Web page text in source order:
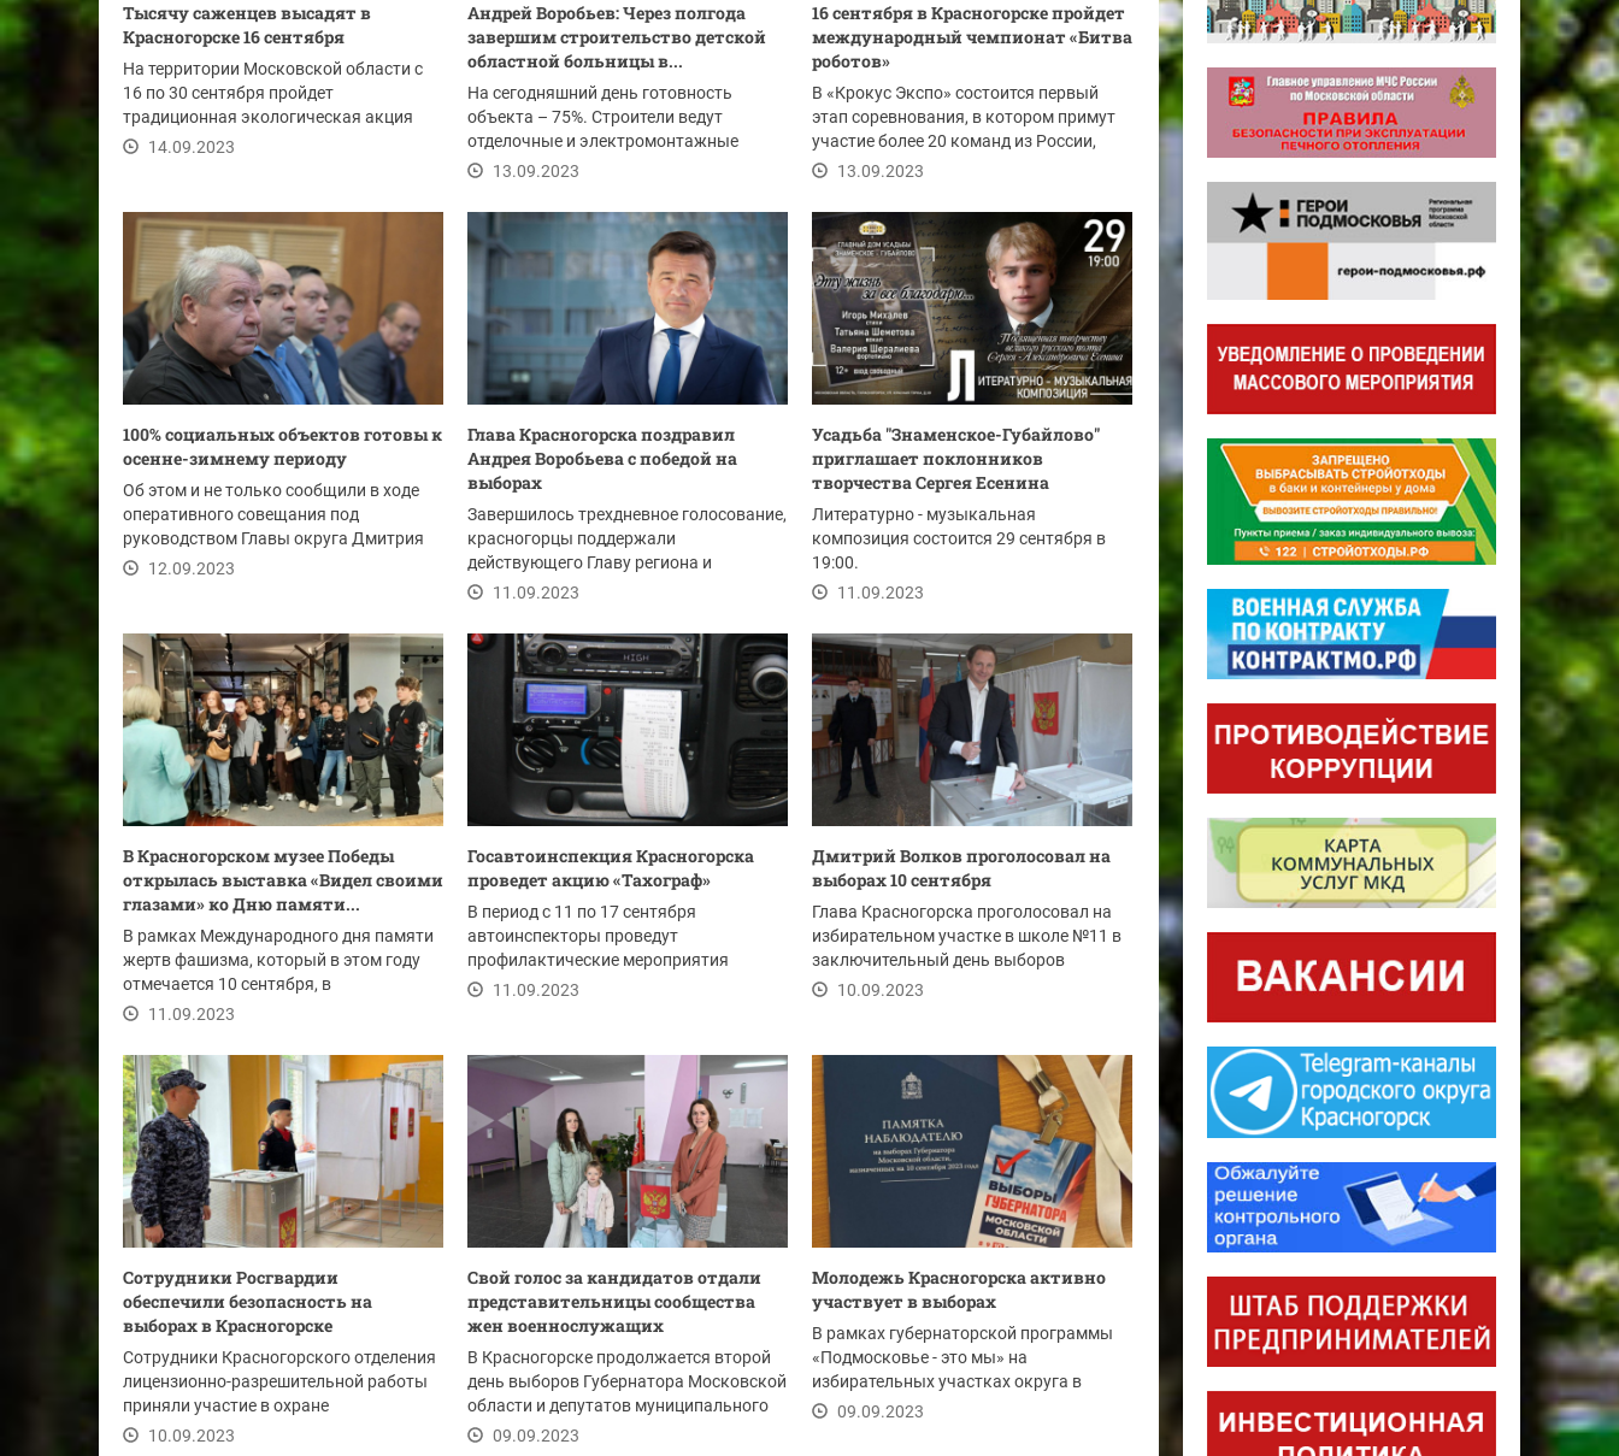
Тысячу саженцев высадят в
Красногорске 16 сентября
На территории Московской области с
16 по 30 сентября пройдет
традиционная экологическая акция
"Наш лес. Посади своё...
14.09.2023
Андрей Воробьев: Через полгода
завершим строительство детской
областной больницы в...
На сегодняшний день готовность
объекта – 75%. Строители ведут
отделочные и электромонтажные
работы, производят...
13.09.2023
16 сентября в Красногорске пройдет
международный чемпионат «Битва
роботов»
В «Крокус Экспо» состоится первый
этап соревнования, в котором примут
участие более 20 команд из России,
Турции,...
13.09.2023
100% социальных объектов готовы к
осенне-зимнему периоду
Об этом и не только сообщили в ходе
оперативного совещания под
руководством Главы округа Дмитрия
Владимировича...
12.09.2023
Глава Красногорска поздравил
Андрея Воробьева с победой на
выборах
Завершилось трехдневное голосование,
красногорцы поддержали
действующего Главу региона и
определили новый состав...
11.09.2023
Усадьба "Знаменское-Губайлово"
приглашает поклонников
творчества Сергея Есенина
Литературно - музыкальная
композиция состоится 29 сентября в
19:00.
11.09.2023
В Красногорском музее Победы
открылась выставка «Видел своими
глазами» ко Дню памяти...
В рамках Международного дня памяти
жертв фашизма, который в этом году
отмечается 10 сентября, в
Красногорском филиале...
11.09.2023
Госавтоинспекция Красногорска
проведет акцию «Тахограф»
В период с 11 по 17 сентября
автоинспекторы проведут
профилактические мероприятия
направленное на профилактику...
11.09.2023
Дмитрий Волков проголосовал на
выборах 10 сентября
Глава Красногорска проголосовал на
избирательном участке в школе №11 в
заключительный день выборов
Губернатора...
10.09.2023
Сотрудники Росгвардии
обеспечили безопасность на
выборах в Красногорске
Сотрудники Красногорского отделения
лицензионно-разрешительной работы
приняли участие в охране
правопорядка и...
10.09.2023
Свой голос за кандидатов отдали
представительницы сообщества
жен военнослужащих
В Красногорске продолжается второй
день выборов Губернатора Московской
области и депутатов муниципального
Совета...
09.09.2023
Молодежь Красногорска активно
участвует в выборах
В рамках губернаторской программы
«Подмосковье - это мы» на
избирательных участках округа в
качестве наблюдателей...
09.09.2023